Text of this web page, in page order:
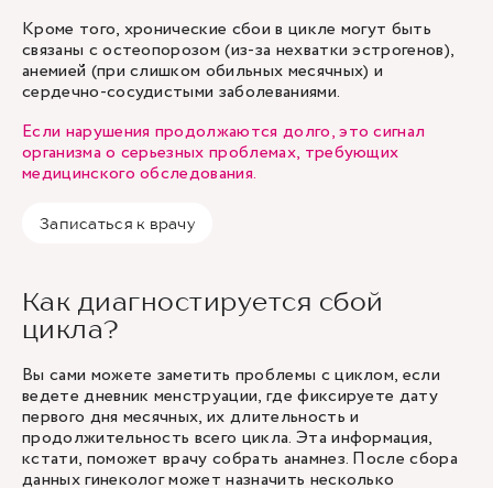
Кроме того, хронические сбои в цикле могут быть
связаны с остеопорозом (из-за нехватки эстрогенов),
анемией (при слишком обильных месячных) и
сердечно-сосудистыми заболеваниями.
Если нарушения продолжаются долго, это сигнал
организма о серьезных проблемах, требующих
медицинского обследования.
Записаться к врачу
Как диагностируется сбой
цикла?
Вы сами можете заметить проблемы с циклом, если
ведете дневник менструации, где фиксируете дату
первого дня месячных, их длительность и
продолжительность всего цикла. Эта информация,
кстати, поможет врачу собрать анамнез. После сбора
данных гинеколог может назначить несколько